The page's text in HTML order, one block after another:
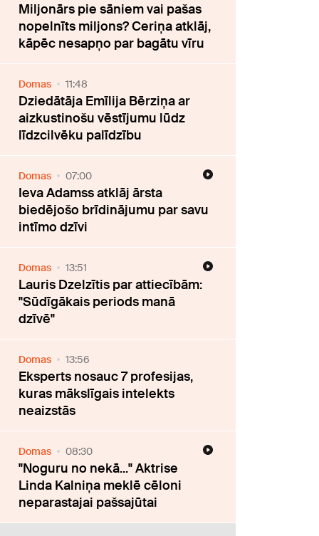
Miljonārs pie sāniem vai pašas
nopelnīts miljons? Ceriņa atklāj,
kāpēc nesapņo par bagātu vīru
Domas 11:48
Dziedātāja Emīlija Bērziņa ar
aizkustinošu vēstījumu lūdz
līdzcilvēku palīdzību
Domas 07:00
Ieva Adamss atklāj ārsta
biedējošo brīdinājumu par savu
intīmo dzīvi
Domas 13:51
Lauris Dzelzītis par attiecībām:
"Sūdīgākais periods manā
dzīvē"
Domas 13:56
Eksperts nosauc 7 profesijas,
kuras mākslīgais intelekts
neaizstās
Domas 08:30
"Noguru no nekā..." Aktrise
Linda Kalniņa meklē cēloni
neparastajai pašsajūtai